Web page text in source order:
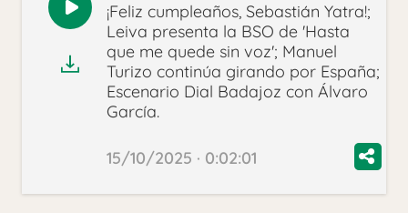
Reproducir
audio
¡Feliz cumpleaños, Sebastián Yatra!;
Leiva presenta la BSO de 'Hasta
que me quede sin voz'; Manuel
Turizo continúa girando por España;
Escenario Dial Badajoz con Álvaro
García.
15/10/2025 · 0:02:01